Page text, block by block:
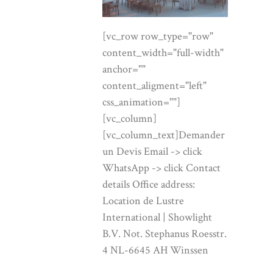
[vc_row row_type="row"
content_width="full-width"
anchor=""
content_aligment="left"
css_animation=""]
[vc_column]
[vc_column_text]Demander
un Devis Email -> click
WhatsApp -> click Contact
details Office address:
Location de Lustre
International | Showlight
B.V. Not. Stephanus Roesstr.
4 NL-6645 AH Winssen